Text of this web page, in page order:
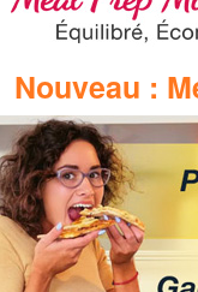
Bons Plans
Nouveau :